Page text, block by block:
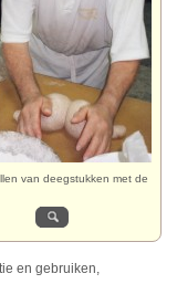
van deegstukken met de
en gebruiken,